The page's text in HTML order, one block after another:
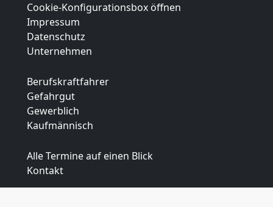
Cookie-Konfigurationsbox öffnen
Impressum
Datenschutz
Unternehmen
Berufskraftfahrer
Gefahrgut
Gewerblich
Kaufmännisch
Alle Termine auf einen Blick
Kontakt